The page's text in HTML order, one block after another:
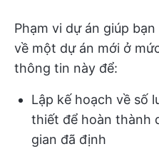
Phạm vi dự án giúp
về một dự án mới ở
thông tin này để:
Lập kế hoạch về số
thiết để hoàn thành
gian đã định